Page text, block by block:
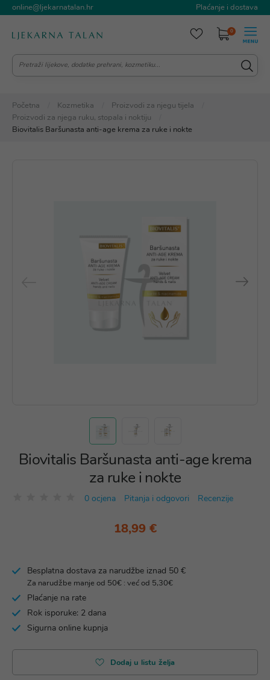
online@ljekarnatalan.hr Plaćanje i dostava
0
Početna Kozmetika
Proizvodi za njegu tijela
Proizvodi za njega ruku, stopala i noktiju
Biovitalis Baršunasta anti-age krema za ruke i nokte
Biovitalis Baršunasta anti-age krema
za ruke i nokte
0 ocjena Pitanja i odgovori Recenzije
18,99 €
Besplatna dostava za narudžbe iznad 50 €
Za narudžbe manje od 50€ : već od 5,30€
Plaćanje na rate
Rok isporuke: 2 dana
Sigurna online kupnja
Dodaj u listu želja